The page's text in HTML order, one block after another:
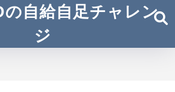
の自給自足チャレン
ジ